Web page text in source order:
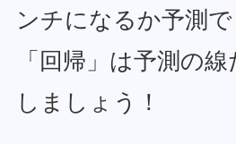
ンチになるか予測で
「回帰」は予測の
しましょう！